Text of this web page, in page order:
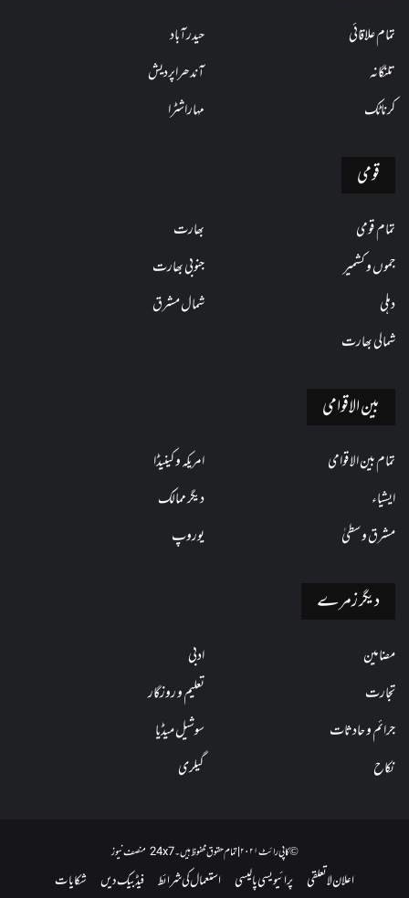
تمام علاقائی
حیدرآباد
تلنگانہ
آندھراپردیش
کرناٹک
مہاراشٹرا
قومی
تمام قومی
بھارت
جموں و کشمیر
جنوبی بھارت
دہلی
شمال مشرق
شمالی بھارت
بین الاقوامی
تمام بین الاقوامی
امریکہ و کینیڈا
ایشیاء
دیگر ممالک
مشرق وسطیٰ
یوروپ
دیگر زمرے
مضامین
ادبی
تجارت
تعلیم و روزگار
جرائم و حادثات
سوشیل میڈیا
نکاح
گیلری
© کاپی رائٹ ۲۰۲۱ | تمام حقوق محفوظ ہیں۔ 24x7 منصف نیوز
اعلان لاتعلقی پرائیویسی پالیسی استعمال کی شرائط فیڈبیک دیں شکایات